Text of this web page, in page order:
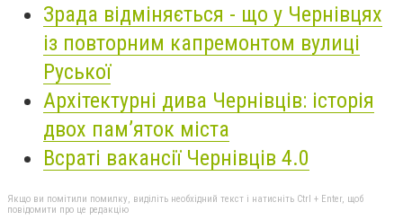
Зрада відміняється - що у Чернівцях
із повторним капремонтом вулиці
Руської
Архітектурні дива Чернівців: історія
двох памʼяток міста
Всраті вакансії Чернівців 4.0
Якщо ви помітили помилку, виділіть необхідний текст і натисніть Ctrl + Enter, щоб
повідомити про це редакцію